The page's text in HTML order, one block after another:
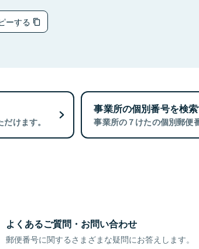
ーする
けます。
事業所の個別番号を検
事業所の７けたの個別郵便
よくあるご質問・お問い合わせ
郵便番号に関するさまざまな疑問にお答えします。